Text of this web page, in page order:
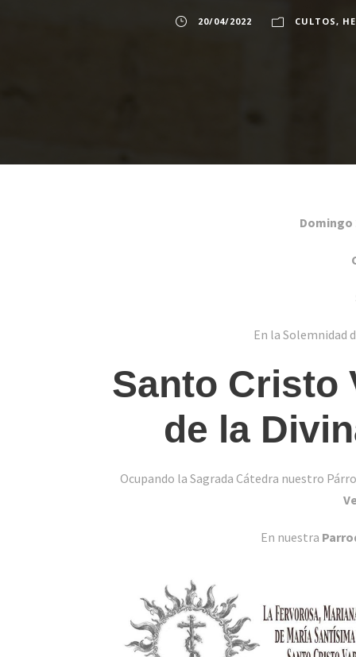
20/04/2022 CULTOS,
Domingo
En la Solemnidad
Santo Cristo
de la
Ocupando la Sagrada Cátedra nuestro
En nuestra